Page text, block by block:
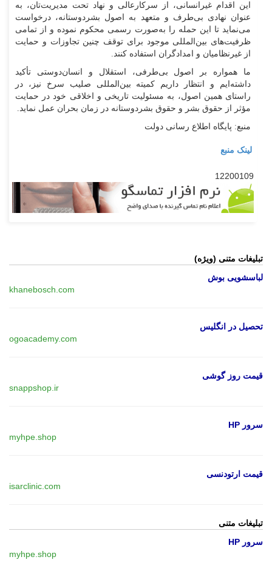
این اقدام غیرانسانی، از سرکارعالی و نهاد تحت مدیریت‌تان، به
عنوان نهادی بی‌طرف و متعهد به اصول بشردوستانه، درخواست
می‌نماید تا این حمله را به‌صورت رسمی محکوم نموده و از تمامی
ظرفیت‌های بین‌المللی موجود برای توقف چنین تجاوزات و حمایت
از غیرنظامیان و امدادگران استفاده کنند.
ما همواره بر اصول بی‌طرفی، استقلال و انسان‌دوستی تأکید
داشته‌ایم و انتظار داریم کمیته بین‌المللی صلیب سرخ نیز، در
راستای همین اصول، به مسئولیت تاریخی و اخلاقی خود در حمایت
مؤثر از حقوق بشر و حقوق بشردوستانه در زمان بحران عمل نماید.
منبع: پایگاه اطلاع رسانی دولت
لینک منبع
12200109
تبلیغات متنی (ویژه)
لباسشویی بوش
khanebosch.com
تحصیل در انگلیس
ogoacademy.com
قیمت روز گوشی
snappshop.ir
سرور HP
myhpe.shop
قیمت ارتودنسی
isarclinic.com
تبلیغات متنی
سرور HP
myhpe.shop